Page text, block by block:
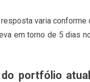
varia
em torno de 5 dias
portfólio